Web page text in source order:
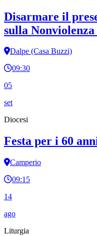
Disarmare il
sulla
Dalpe (Casa Buzzi)
09:30
05
set
Diocesi
Festa per i 60
Camperio
09:15
14
ago
Liturgia